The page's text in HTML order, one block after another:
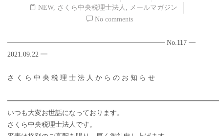
NEW, さくら中央税理士法人 , メールマガジン
No comments
━━━━━━━━━━━━━━━━━━━━━━━ No.117 ━
2021.09.22 ━
さ く ら 中 央 税 理 士 法 人 か ら の お 知 ら せ
いつも大変お世話になっております。
さくら中央税理士法人です。